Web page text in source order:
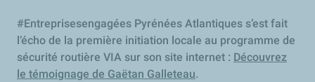
#Entreprisesengagées Pyrénées Atlantiques s’est fait
l’écho de la première initiation locale au programme de
sécurité routière VIA sur son site internet : Découvrez
le témoignage de Gaëtan Galleteau.